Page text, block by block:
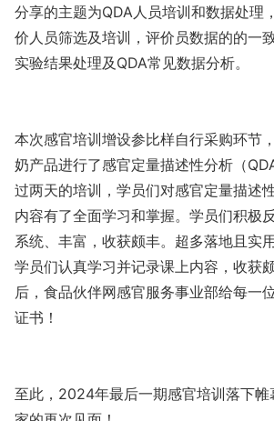
分享的主题为QDA人员培训和数据处理
价人员筛选及培训，评价员数据的的一
实验结果处理及QDA常见数据分析。
本次感官培训增设参比样自行采购环节
奶产品进行了感官定量描述性分析（
过两天的培训，学员们对感官定量描述
内容有了全面学习和掌握。学员们积极
系统、丰富，收获颇丰。超多落地且实
学员们认真学习并记录课上内容，收获
后，食品伙伴网感官服务事业部给每一
证书！
至此，2024年最后一期感官培训落下帷